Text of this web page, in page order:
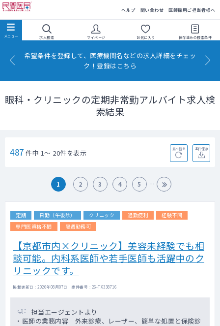
ヘルプ 問い合わせ 医師採用ご担当者様へ
求人検索 マイページ お気に入り 保存済みの検索条件
希望条件を登録して、医療機関名などの求人詳細をチェッ
ク！登録はこちら
眼科・クリニックの定期非常勤アルバイト求人検
索結果
487 件中 1～ 20件を表示 並べ替え 条件保存
1 2 3 4 5
定期 日勤（午後診） クリニック 通勤便利
経験不問
専門医資格不問
隔週勤務可
【京都市内×クリニック】美容未経験でも相
談可能。内科系医師や若手医師も活躍中のク
リニックです。
掲載更新日 : 2026年08月07日 案件番号 : 26-TX338716
担当エージェントより
・医師の業務内容 外来診療、レーザー、簡単な処置と保険診